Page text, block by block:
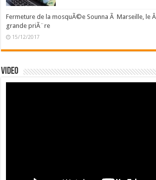
Fermeture de la mosquÃ©e Sounna Ã Marseille, le
grande priÃ¨re
15/12/2017
Video